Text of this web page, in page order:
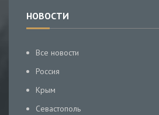
НОВОСТИ
Все новости
Россия
Крым
Севастополь